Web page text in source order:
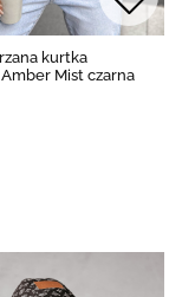
kurtka
Mist czarna